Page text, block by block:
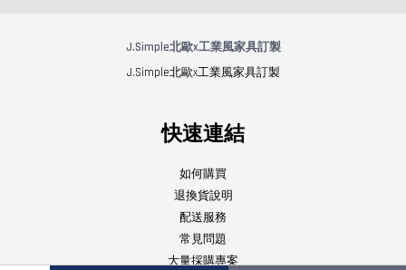
J.Simple北歐x工業風家具訂製
J.Simple北歐x工業風家具訂製
快速連結
如何購買
退換貨說明
配送服務
常見問題
大量採購專案